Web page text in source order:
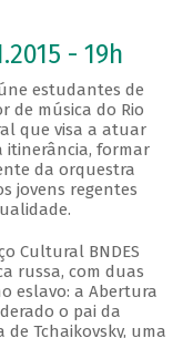
- 19h
estudantes de
de música do Rio
que visa a atuar
itinerância, formar
da orquestra
jovens regentes
Cultural BNDES
russa, com duas
eslavo: a Abertura
o pai da
de Tchaikovsky, uma